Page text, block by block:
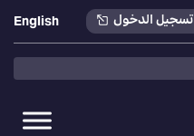
تسجيل الدخول English